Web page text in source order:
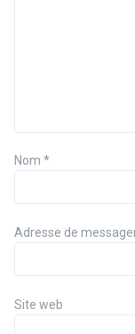
Nom *
Adresse de
Site web